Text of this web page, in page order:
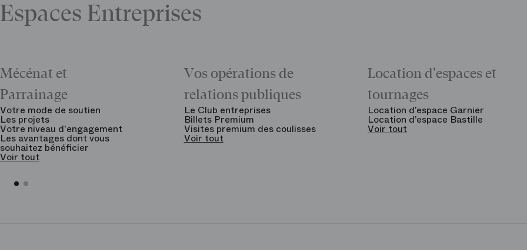
Espaces Entreprises
Mécénat et
Parrainage
Votre mode de soutien
Les projets
Votre niveau d'engagement
Les avantages dont vous
souhaitez bénéficier
Voir tout
Vos opérations de
relations publiques
Le Club entreprises
Billets Premium
Visites premium des coulisses
Voir tout
Location d'espaces et
tournages
Location d’espace Garnier
Location d’espace Bastille
Voir tout